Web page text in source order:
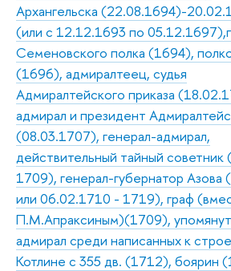
Архангельска (22.08.1694)-
(или с 12.12.1693 по
Семеновского полка (1694),
(1696), адмиралтеец, судья
Адмиралтейского приказа
адмирал и президент
(08.03.1707), генерал-адмирал,
действительный тайный советник
1709), генерал-губернатор Азова
или 06.02.1710 - 1719), граф
П.М.Апраксиным)(1709),
адмирал среди написанных к
Котлине с 355 дв. (1712), боярин